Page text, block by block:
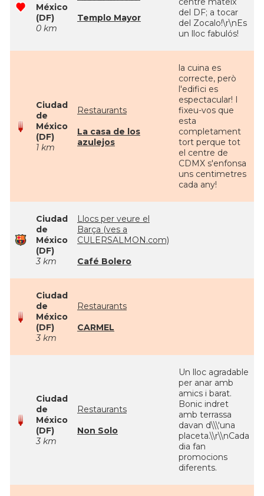
México
(DF)
0 km
Templo Mayor
del DF; a tocar
del Zocalo!\r\nEs
un lloc fabulós!
Ciudad
de
México
(DF)
1 km
Restaurants
La casa de los
azulejos
la cuina es
correcte, però
l'edifici es
espectacular! I
fixeu-vos que
esta
completament
tort perque tot
el centre de
CDMX s'enfonsa
uns centimetres
cada any!
Ciudad
de
México
(DF)
3 km
Llocs per veure el
Barça (ves a
CULERSALMON.com)
Café Bolero
Ciudad
de
México
(DF)
3 km
Restaurants
CARMEL
Ciudad
de
México
(DF)
3 km
Restaurants
Non Solo
Un lloc agradable
per anar amb
amics i barat.
Bonic indret
amb terrassa
davan d\\\'una
placeta.\\r\\nCada
dia fan
promocions
diferents.